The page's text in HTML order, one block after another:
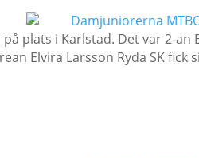
plats i Karlstad. Det var 2-
Elvira Larsson Ryda SK